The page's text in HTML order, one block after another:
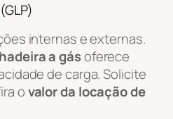
internas e externas.
a gásoferece
de carga. Solicite
ovalor da locação de